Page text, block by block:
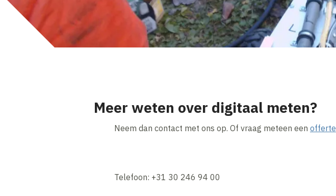
Meer weten over digitaal meten?
Neem dan contact met ons op. Of vraag meteen een offerte
Telefoon: +31 30 246 94 00